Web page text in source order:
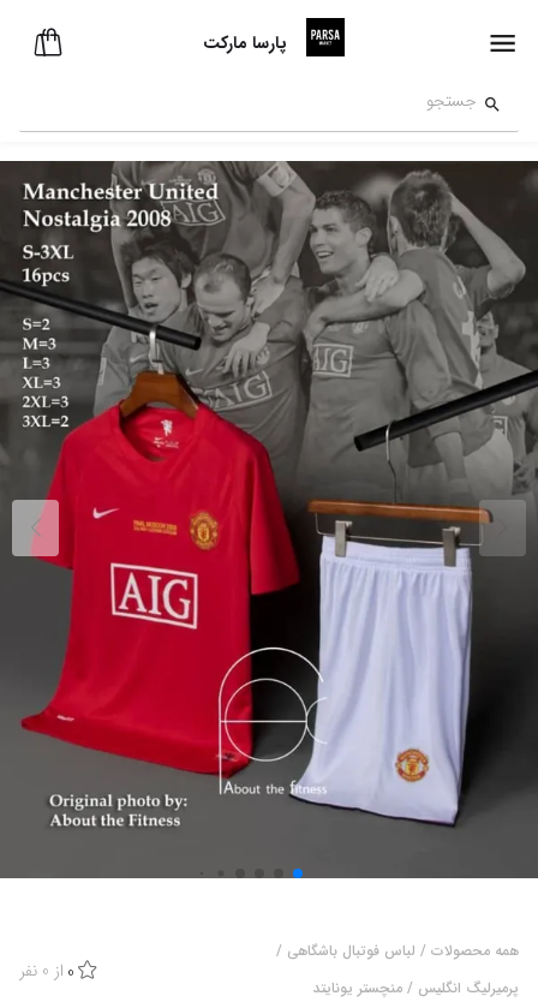
پارسا مارکت
همه محصولات / لباس فوتبال باشگاهی /
پرمیرلیگ انگلیس / منچستر یونایتد
0 از 0 نفر